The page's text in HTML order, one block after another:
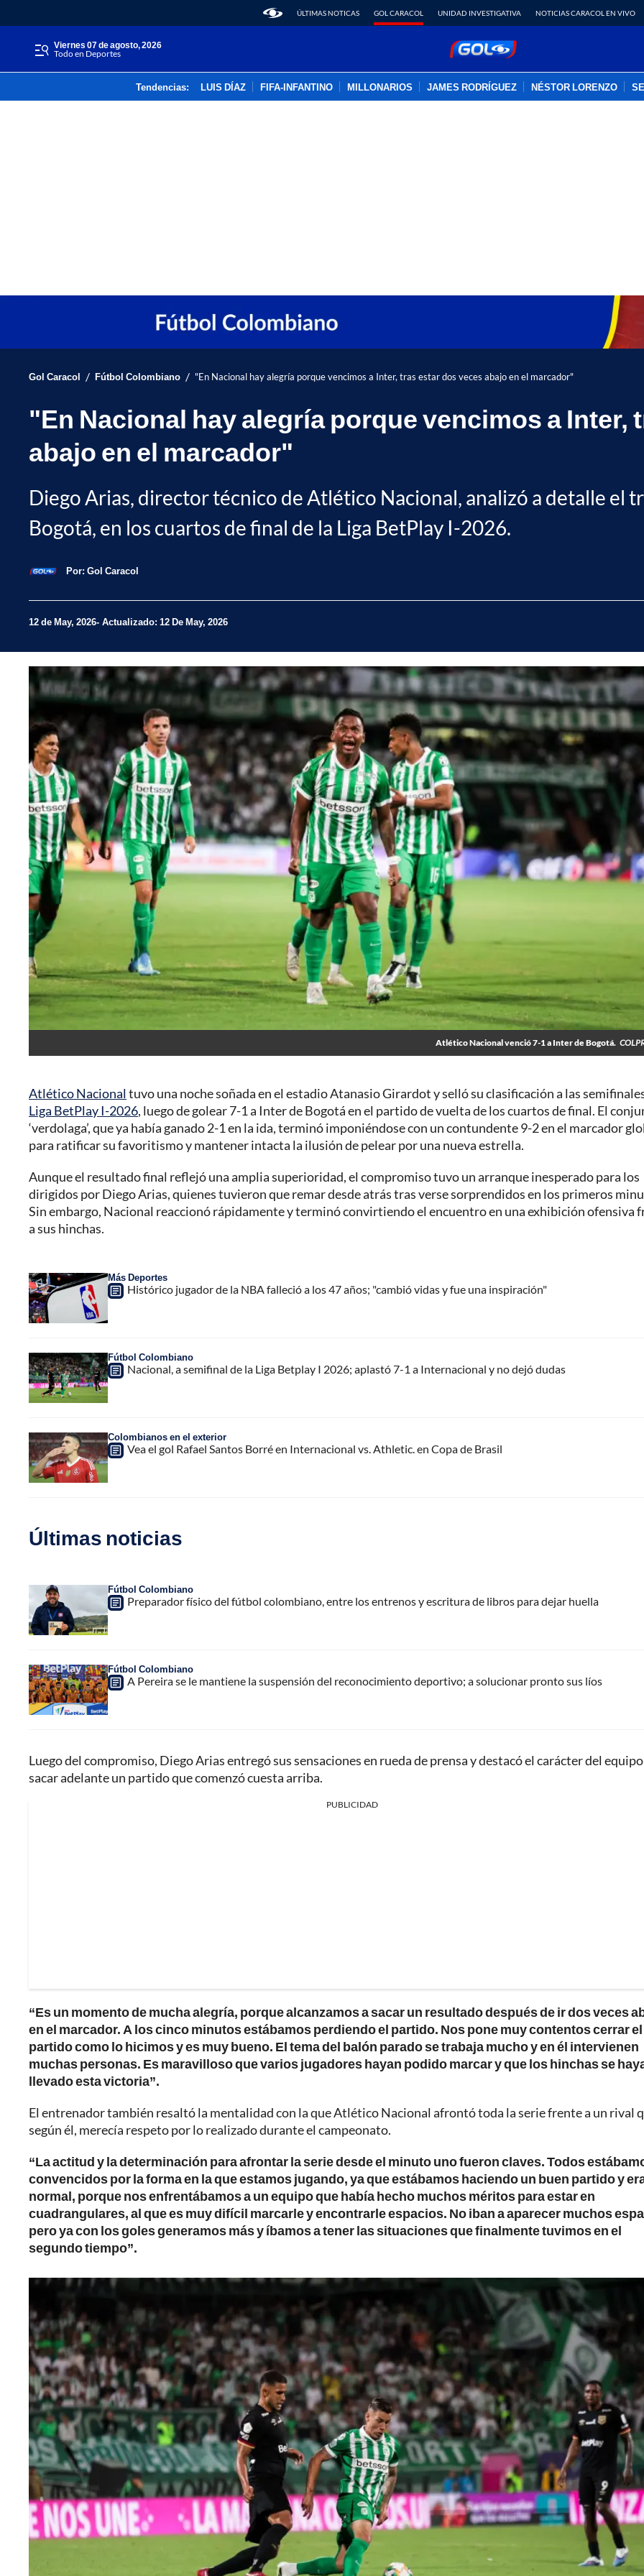
ÚLTIMAS NOTICAS GOL CARACOL UNIDAD INVESTIGATIVA NOTICIAS CARACOL EN VIVO
viernes 07 de agosto, 2026
Todo en Deportes
Tendencias: LUIS DÍAZ FIFA-INFANTINO MILLONARIOS JAMES RODRÍGUEZ NÉSTOR LORENZO
Gol Caracol / Fútbol Colombiano / "En Nacional hay alegría porque vencimos a Inter, tras estar dos veces abajo en el marcador"
"En Nacional hay alegría porque vencimos a Inter,
abajo en el marcador"
Diego Arias, director técnico de Atlético Nacional, analizó a detalle el
Bogotá, en los cuartos de final de la Liga BetPlay I-2026.
Por: Gol Caracol
12 de May, 2026 Actualizado: 12 De May, 2026
Atlético Nacional venció 7-1 a Inter de Bogotá.
Atlético Nacionaltuvo una noche soñada en el estadio Atanasio Girardot y selló su clasificación a las
Liga BetPlay I-2026, luego de golear 7-1 a Inter de Bogotá en el partido de vuelta de los cuartos de final. El
‘verdolaga’, que ya había ganado 2-1 en la ida, terminó imponiéndose con un contundente 9-2 en el marcador
para ratificar su favoritismo y mantener intacta la ilusión de pelear por una nueva estrella.
Aunque el resultado final reflejó una amplia superioridad, el compromiso tuvo un arranque inesperado para los
dirigidos por Diego Arias, quienes tuvieron que remar desde atrás tras verse sorprendidos en los primeros
Sin embargo, Nacional reaccionó rápidamente y terminó convirtiendo el encuentro en una exhibición ofensiva
a sus hinchas.
Más Deportes
Histórico jugador de la NBA falleció a los 47 años; "cambió vidas y fue una inspiración"
Fútbol Colombiano
Nacional, a semifinal de la Liga Betplay I 2026; aplastó 7-1 a Internacional y no dejó dudas
Colombianos en el exterior
Vea el gol Rafael Santos Borré en Internacional vs. Athletic. en Copa de Brasil
Últimas noticias
Fútbol Colombiano
Preparador físico del fútbol colombiano, entre los entrenos y escritura de libros para dejar huella
Fútbol Colombiano
A Pereira se le mantiene la suspensión del reconocimiento deportivo; a solucionar pronto sus líos
Luego del compromiso, Diego Arias entregó sus sensaciones en rueda de prensa y destacó el carácter del
sacar adelante un partido que comenzó cuesta arriba.
PUBLICIDAD
“Es un momento de mucha alegría, porque alcanzamos a sacar un resultado después de ir dos veces
en el marcador. A los cinco minutos estábamos perdiendo el partido. Nos pone muy contentos cerrar el
partido como lo hicimos y es muy bueno. El tema del balón parado se trabaja mucho y en él intervienen
muchas personas. Es maravilloso que varios jugadores hayan podido marcar y que los hinchas se
llevado esta victoria”.
El entrenador también resaltó la mentalidad con la que Atlético Nacional afrontó toda la serie frente a un rival
según él, merecía respeto por lo realizado durante el campeonato.
“La actitud y la determinación para afrontar la serie desde el minuto uno fueron claves. Todos
convencidos por la forma en la que estamos jugando, ya que estábamos haciendo un buen partido y
normal, porque nos enfrentábamos a un equipo que había hecho muchos méritos para estar en
cuadrangulares, al que es muy difícil marcarle y encontrarle espacios. No iban a aparecer muchos
pero ya con los goles generamos más y íbamos a tener las situaciones que finalmente tuvimos en el
segundo tiempo”.